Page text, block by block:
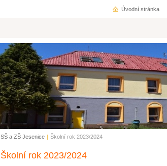
SŠ a ZŠ Jesenice | Školní rok 2023/2024
Školní rok 2023/2024
Úvodní stránka